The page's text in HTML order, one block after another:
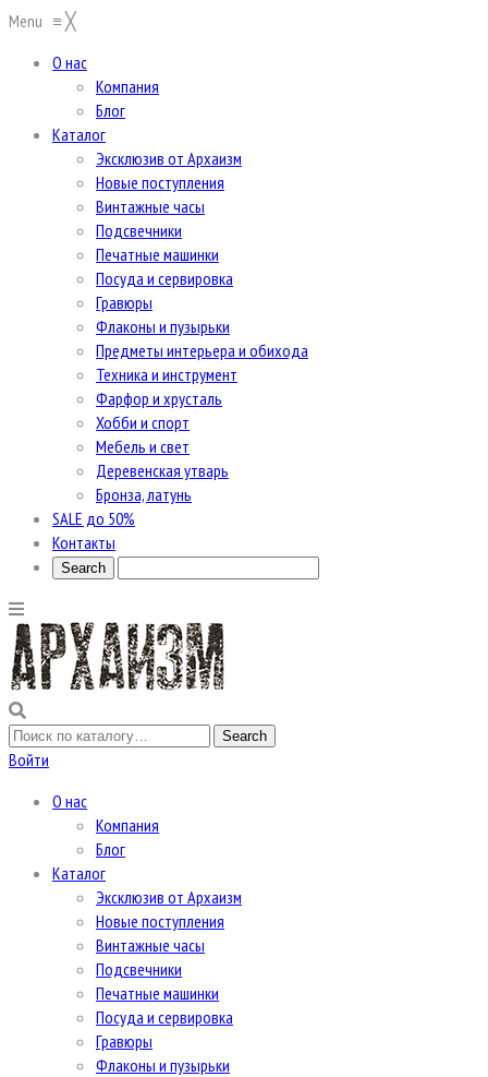
Menu ≡╳
О нас
Компания
Блог
Каталог
Эксклюзив от Архаизм
Новые поступления
Винтажные часы
Подсвечники
Печатные машинки
Посуда и сервировка
Гравюры
Флаконы и пузырьки
Предметы интерьера и обихода
Техника и инструмент
Фарфор и хрусталь
Хобби и спорт
Мебель и свет
Деревенская утварь
Бронза, латунь
SALE до 50%
Контакты
Войти
О нас
Компания
Блог
Каталог
Эксклюзив от Архаизм
Новые поступления
Винтажные часы
Подсвечники
Печатные машинки
Посуда и сервировка
Гравюры
Флаконы и пузырьки